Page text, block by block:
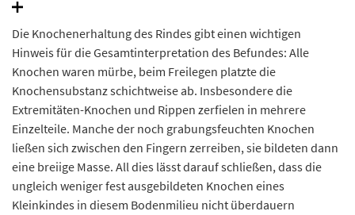
Archäologie Sachsen-Anhalt.
Die Knochenerhaltung des Rindes gibt einen wichtigen
Hinweis für die Gesamtinterpretation des Befundes: Alle
Knochen waren mürbe, beim Freilegen platzte die
Knochensubstanz schichtweise ab. Insbesondere die
Extremitäten-Knochen und Rippen zerfielen in mehrere
Einzelteile. Manche der noch grabungsfeuchten Knochen
ließen sich zwischen den Fingern zerreiben, sie bildeten dann
eine breiige Masse. All dies lässt darauf schließen, dass die
ungleich weniger fest ausgebildeten Knochen eines
Kleinkindes in diesem Bodenmilieu nicht überdauern